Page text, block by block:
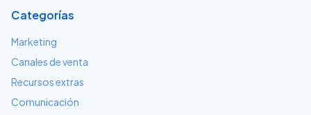
Categorías
Marketing
Canales de venta
Recursos extras
Comunicación